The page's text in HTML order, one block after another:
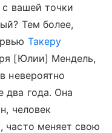
с вашей точки
Тем более,
Такеру
[Юлии] Мендель,
невероятно
два года. Она
человек
часто меняет свою